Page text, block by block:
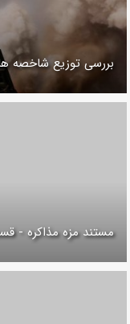
بررسی توزیع شاخصه
مستند مزه مذاکره -